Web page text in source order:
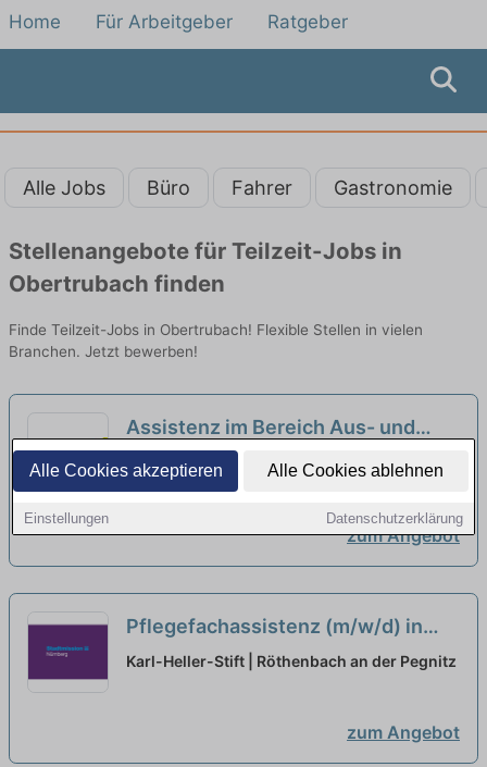
Alle Cookies akzeptieren Alle Cookies ablehnen
Einstellungen Datenschutzerklärung
Home Für Arbeitgeber Ratgeber
Alle Jobs Büro Fahrer Gastronomie
Stellenangebote für Teilzeit-Jobs in
Obertrubach finden
Finde Teilzeit-Jobs in Obertrubach! Flexible Stellen in vielen
Branchen. Jetzt bewerben!
Assistenz im Bereich Aus- und
Weiterbildung in Teilzeit (m,w,d)
neu
ARD.ZDF medienakademie | Nürnberg,
Mittelfranken
zum Angebot
Pflegefachassistenz (m/w/d) in
Teilzeit - Hier finden Sie Ihren Job
Karl-Heller-Stift | Röthenbach an der Pegnitz
zum Angebot